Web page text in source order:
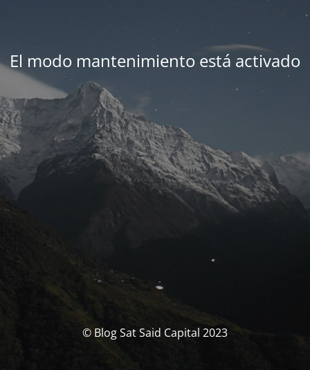
El modo mantenimiento está activado
© Blog Sat Said Capital 2023